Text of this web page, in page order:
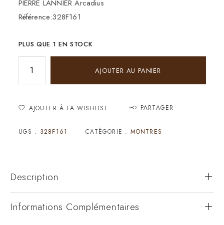
PIERRE LANNIER Arcadius
Référence:328F161
PLUS QUE 1 EN STOCK
AJOUTER AU PANIER
AJOUTER À LA WISHLIST PARTAGER
UGS : 328F161 CATÉGORIE : MONTRES
Description
Informations Complémentaires